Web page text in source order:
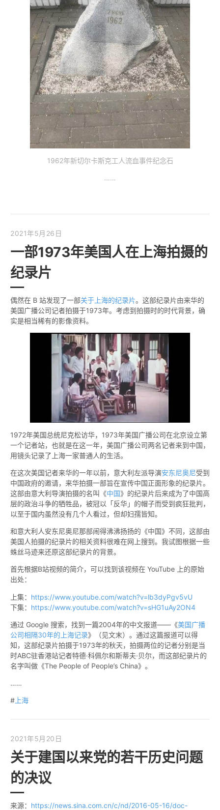
1962年新切尔卡斯克工人流血事件纪念石
……
2021年5月26日
一部1973年美国人在上海拍摄的
纪录片
偶然在 B 站发现了一部关于上海的纪录片。这部纪录片由来华的
美国广播公司记者拍摄于1973年。考虑到拍摄时的时代背景，确
实是相当稀有的影像资料。
1972年美国总统尼克松访华，1973年美国广播公司在北京设立第
一个记者站，也就是在这一年，美国广播公司两名记者来到中国，
用镜头记录了上海一家普通人的生活。
在这次美国记者来华的一年以前，意大利左派导演安东尼奥尼受到
中国政府的邀请，来华拍摄一部旨在宣传中国正面形象的纪录片。
这部由意大利导演拍摄的名叫《中国》的纪录片后来成为了中国高
层的政治斗争的牺牲品，被冠以「反华」的帽子而受到疯狂批判，
以至于国内虽然没有几个人看过，但却妇孺皆知。
和意大利人安东尼奥尼那部闹得沸沸扬扬的《中国》不同，这部由
美国人拍摄的纪录片的相关资料很难在网上搜到。我试图根据一些
蛛丝马迹来还原这部纪录片的背景。
首先根据B站视频的简介，可以找到该视频在 YouTube 上的原始
出处：
上集： https://www.youtube.com/watch?v=lb3dyPgv5vU
下集： https://www.youtube.com/watch?v=sHG1uAy2ON4
通过 Google 搜索，找到一篇2004年的中文报道——《美国广播
公司相隔30年的上海记录》（见文末）。通过这篇报道可以得
知，这部纪录片拍摄于1973年的秋天，拍摄两位的记者分别是当
时ABC驻香港站记者特德·科佩尔和斯蒂夫·贝尔，而这部纪录片的
名字叫做《The People of People’s China》。
……
# 上海
2021年5月20日
关于建国以来党的若干历史问题
的决议
来源： https://news.sina.com.cn/c/nd/2016-05-16/doc-